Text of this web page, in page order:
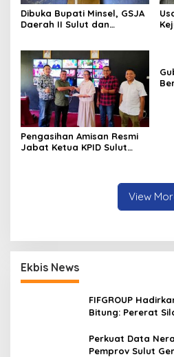
Dibuka Bupati Minsel, GSJA
Daerah II Sulut dan
Pengasihan Amisan Resmi
Jabat Ketua KPID Sulut
View
Ekbis News
FIFGROUP
Bitung: Pererat
Promo Khusus
Perkuat Data
Pemprov Sulut